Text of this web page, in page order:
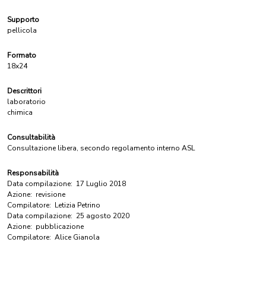
Supporto
pellicola
Formato
18x24
Descrittori
laboratorio
chimica
Consultabilità
Consultazione libera, secondo regolamento interno ASL
Responsabilità
Data compilazione: 17 Luglio 2018
Azione: revisione
Compilatore: Letizia Petrino
Data compilazione: 25 agosto 2020
Azione: pubblicazione
Compilatore: Alice Gianola